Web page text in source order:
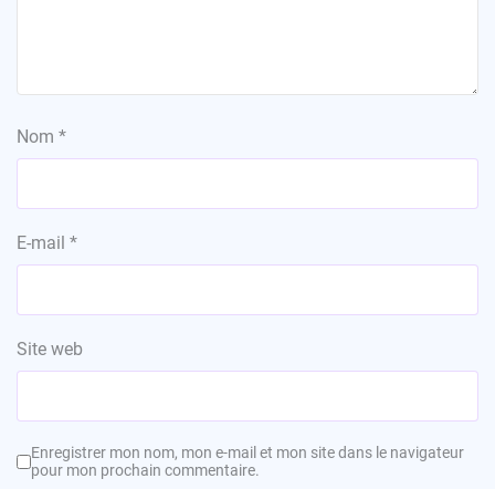
Nom *
E-mail *
Site web
Enregistrer mon nom, mon e-mail et mon site dans le navigateur
pour mon prochain commentaire.